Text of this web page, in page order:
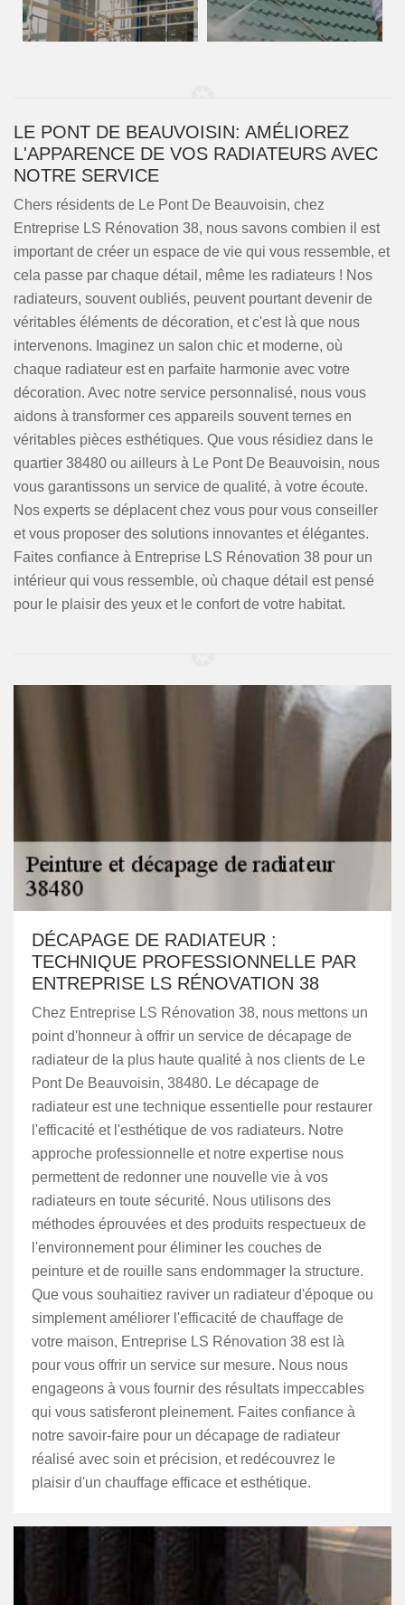
LE PONT DE BEAUVOISIN: AMÉLIOREZ
L'APPARENCE DE VOS RADIATEURS AVEC
NOTRE SERVICE
Chers résidents de Le Pont De Beauvoisin, chez
Entreprise LS Rénovation 38, nous savons combien il est
important de créer un espace de vie qui vous ressemble, et
cela passe par chaque détail, même les radiateurs ! Nos
radiateurs, souvent oubliés, peuvent pourtant devenir de
véritables éléments de décoration, et c'est là que nous
intervenons. Imaginez un salon chic et moderne, où
chaque radiateur est en parfaite harmonie avec votre
décoration. Avec notre service personnalisé, nous vous
aidons à transformer ces appareils souvent ternes en
véritables pièces esthétiques. Que vous résidiez dans le
quartier 38480 ou ailleurs à Le Pont De Beauvoisin, nous
vous garantissons un service de qualité, à votre écoute.
Nos experts se déplacent chez vous pour vous conseiller
et vous proposer des solutions innovantes et élégantes.
Faites confiance à Entreprise LS Rénovation 38 pour un
intérieur qui vous ressemble, où chaque détail est pensé
pour le plaisir des yeux et le confort de votre habitat.
DÉCAPAGE DE RADIATEUR :
TECHNIQUE PROFESSIONNELLE PAR
ENTREPRISE LS RÉNOVATION 38
Chez Entreprise LS Rénovation 38, nous mettons un
point d'honneur à offrir un service de décapage de
radiateur de la plus haute qualité à nos clients de Le
Pont De Beauvoisin, 38480. Le décapage de
radiateur est une technique essentielle pour restaurer
l'efficacité et l'esthétique de vos radiateurs. Notre
approche professionnelle et notre expertise nous
permettent de redonner une nouvelle vie à vos
radiateurs en toute sécurité. Nous utilisons des
méthodes éprouvées et des produits respectueux de
l'environnement pour éliminer les couches de
peinture et de rouille sans endommager la structure.
Que vous souhaitiez raviver un radiateur d'époque ou
simplement améliorer l'efficacité de chauffage de
votre maison, Entreprise LS Rénovation 38 est là
pour vous offrir un service sur mesure. Nous nous
engageons à vous fournir des résultats impeccables
qui vous satisferont pleinement. Faites confiance à
notre savoir-faire pour un décapage de radiateur
réalisé avec soin et précision, et redécouvrez le
plaisir d'un chauffage efficace et esthétique.